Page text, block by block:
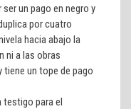
ser un pago en negro y
por cuatro
hacia abajo la
ni a las obras
tiene un tope de pago
testigo para el